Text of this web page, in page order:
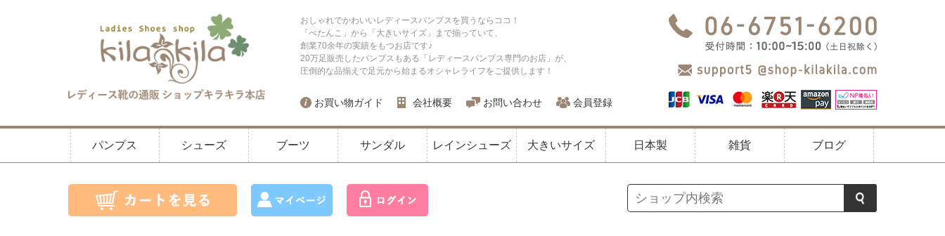
おしゃれでかわいいレディースパンプスを買うならココ！
「ぺたんこ」から「大きいサイズ」まで揃っていて、
創業70余年の実績をもつお店です♪
20万足販売したパンプスもある「レディースパンプス専門のお店」が、
圧倒的な品揃えで足元から始まるオシャレライフをご提供します！
お買い物ガイド 会社概要 お問い合わせ 会員登録
パンプス シューズ ブーツ サンダル レインシューズ 大きいサイズ 日本製 雑貨 ブログ